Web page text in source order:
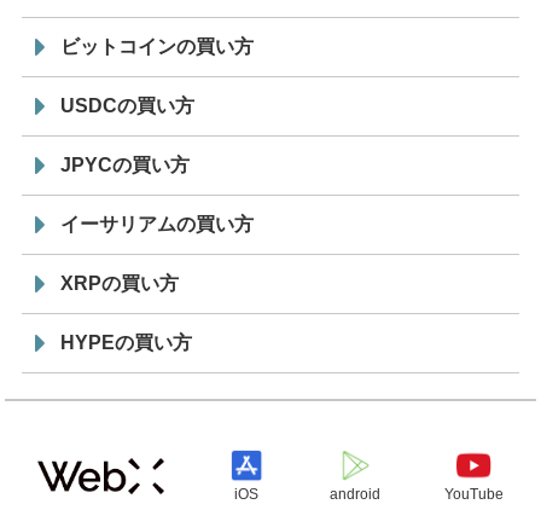
ビットコインの買い方
USDCの買い方
JPYCの買い方
イーサリアムの買い方
XRPの買い方
HYPEの買い方
iOS android YouTube